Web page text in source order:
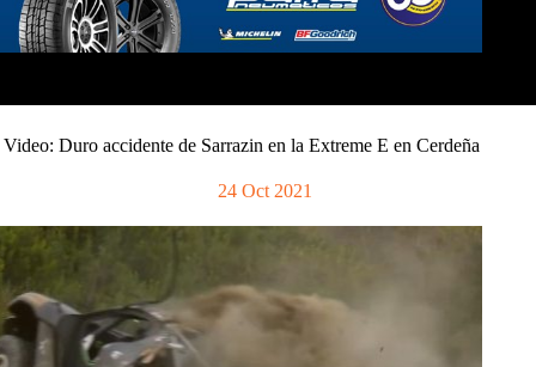
Video: Duro accidente de Sarrazin en la Extreme E en Cerdeña
24 Oct 2021